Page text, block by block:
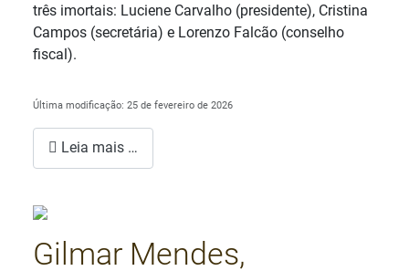
três imortais: Luciene Carvalho (presidente), Cristina
Campos (secretária) e Lorenzo Falcão (conselho
fiscal).
Última modificação: 25 de fevereiro de 2026
Leia mais …
Gilmar Mendes,